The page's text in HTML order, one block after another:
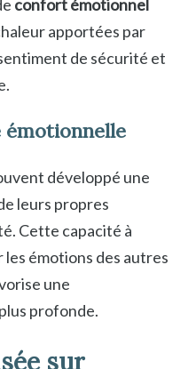
confort émotionnel
apportées par
de sécurité et
émotionnelle
développé une
leurs propres
Cette capacité à
émotions des autres
une
profonde.
sur